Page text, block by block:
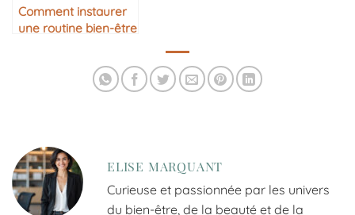
Comment instaurer
une routine bien-être
ELISE MARQUANT
Curieuse et passionnée par les univers
du bien-être, de la beauté et de la